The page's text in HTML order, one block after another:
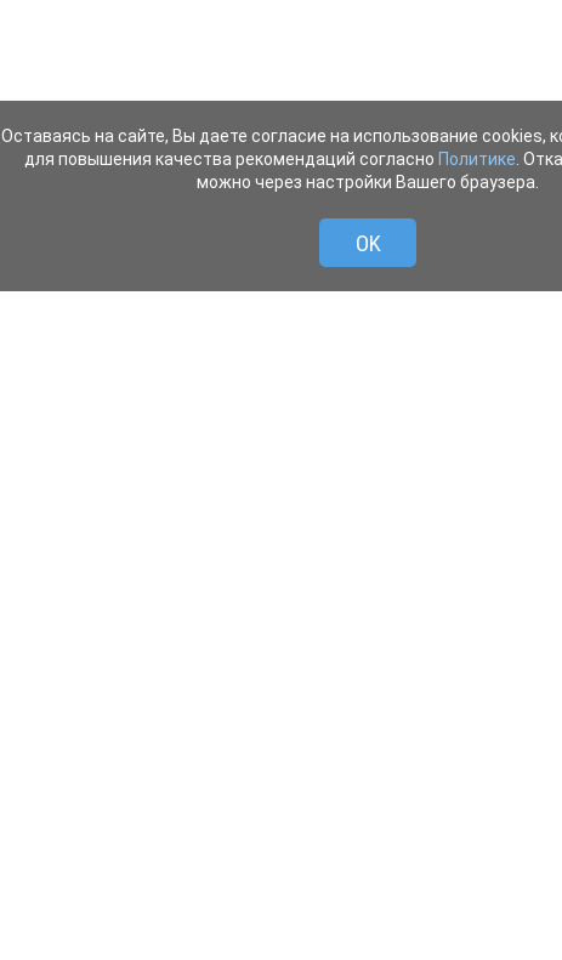
Оставаясь на сайте, Вы даете согласие на использование cookies,
для повышения качества рекомендаций согласно Политике .
можно через настройки Вашего браузера.
OK